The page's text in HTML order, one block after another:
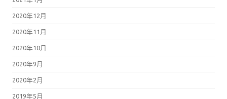
2020年12月
2020年11月
2020年10月
2020年9月
2020年2月
2019年5月